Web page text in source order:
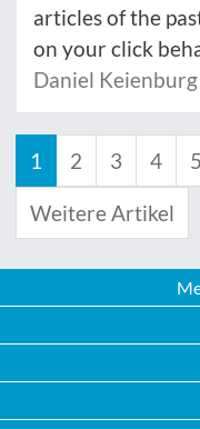
articles of the
on your click
Daniel Keienburg
1 2 3 4 5
Weitere Artikel